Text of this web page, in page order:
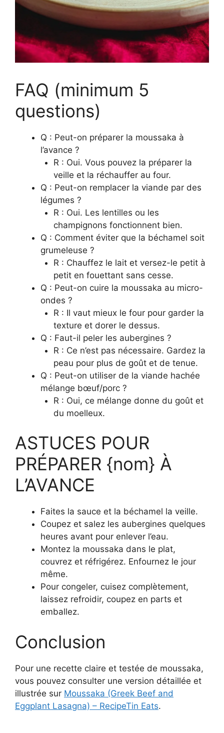
FAQ (minimum 5
questions)
Q : Peut-on préparer la moussaka à
l’avance ?
R : Oui. Vous pouvez la préparer la
veille et la réchauffer au four.
Q : Peut-on remplacer la viande par des
légumes ?
R : Oui. Les lentilles ou les
champignons fonctionnent bien.
Q : Comment éviter que la béchamel soit
grumeleuse ?
R : Chauffez le lait et versez-le petit à
petit en fouettant sans cesse.
Q : Peut-on cuire la moussaka au micro-
ondes ?
R : Il vaut mieux le four pour garder la
texture et dorer le dessus.
Q : Faut-il peler les aubergines ?
R : Ce n’est pas nécessaire. Gardez la
peau pour plus de goût et de tenue.
Q : Peut-on utiliser de la viande hachée
mélange bœuf/porc ?
R : Oui, ce mélange donne du goût et
du moelleux.
ASTUCES POUR
PRÉPARER {nom} À
L’AVANCE
Faites la sauce et la béchamel la veille.
Coupez et salez les aubergines quelques
heures avant pour enlever l’eau.
Montez la moussaka dans le plat,
couvrez et réfrigérez. Enfournez le jour
même.
Pour congeler, cuisez complètement,
laissez refroidir, coupez en parts et
emballez.
Conclusion
Pour une recette claire et testée de moussaka,
vous pouvez consulter une version détaillée et
illustrée sur Moussaka (Greek Beef and
Eggplant Lasagna) – RecipeTin Eats.